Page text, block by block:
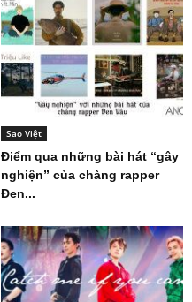
Sao Việt
Điểm qua những bài hát “gây
nghiện” của chàng rapper
Đen...